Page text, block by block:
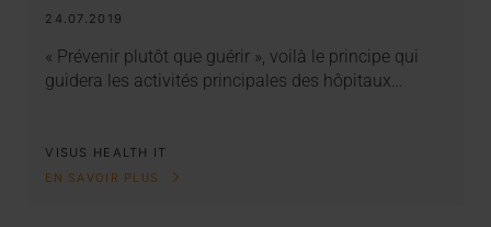
24.07.2019
« Prévenir plutôt que guérir », voilà le principe qui
guidera les activités principales des hôpitaux…
VISUS HEALTH IT
EN SAVOIR PLUS